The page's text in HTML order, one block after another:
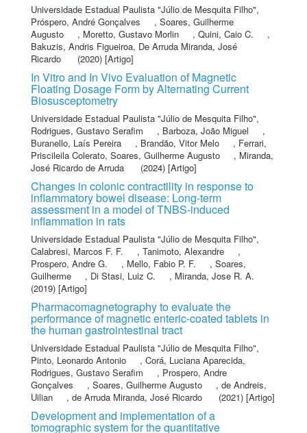
Universidade Estadual Paulista "Júlio de Mesquita Filho",
Próspero, André Gonçalves
, Soares, Guilherme
Augusto
, Moretto, Gustavo Morlin , Quini, Caio C.
,
Bakuzis, Andris Figueiroa, De Arruda Miranda, José
Ricardo
(2020) [Artigo]
In Vitro and In Vivo Evaluation of Magnetic
Floating Dosage Form by Alternating Current
Biosusceptometry
Universidade Estadual Paulista "Júlio de Mesquita Filho",
Rodrigues, Gustavo Serafim
, Barboza, João Miguel
,
Buranello, Laís Pereira
, Brandão, Vitor Melo , Ferrari,
Priscileila Colerato, Soares, Guilherme Augusto , Miranda,
José Ricardo de Arruda
(2024) [Artigo]
Changes in colonic contractility in response to
inflammatory bowel disease: Long-term
assessment in a model of TNBS-induced
inflammation in rats
Universidade Estadual Paulista "Júlio de Mesquita Filho",
Calabresi, Marcos F. F.
, Tanimoto, Alexandre
,
Prospero, Andre G.
, Mello, Fabio P. F. , Soares,
Guilherme
, Di Stasi, Luiz C. , Miranda, Jose R. A.
(2019) [Artigo]
Pharmacomagnetography to evaluate the
performance of magnetic enteric-coated tablets in
the human gastrointestinal tract
Universidade Estadual Paulista "Júlio de Mesquita Filho",
Pinto, Leonardo Antonio
, Corá, Luciana Aparecida,
Rodrigues, Gustavo Serafim
, Prospero, Andre
Gonçalves
, Soares, Guilherme Augusto , de Andreis,
Uilian
, de Arruda Miranda, José Ricardo (2021) [Artigo]
Development and implementation of a
tomographic system for the quantitative